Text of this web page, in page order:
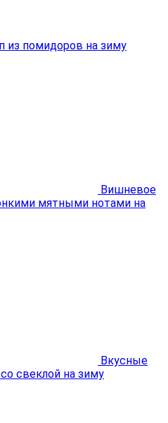
из помидоров на зиму
Вишневое
мятными нотами на
Вкусные
свеклой на зиму